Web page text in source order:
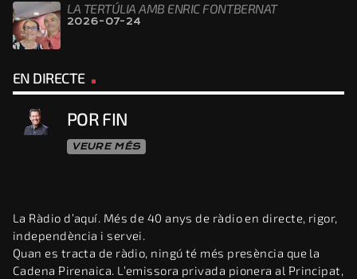
LA TERTÚLIA AMB ENRIC FONTBERNAT
2026-07-24
EN DIRECTE
POR FIN
VEURE MÉS
La Ràdio d’aquí. Més de 40 anys de ràdio en directe, rigor,
independència i servei.
Quan es tracta de ràdio, ningú té més presència que la
Cadena Pirenaica. L’emissora privada pionera al Principat,